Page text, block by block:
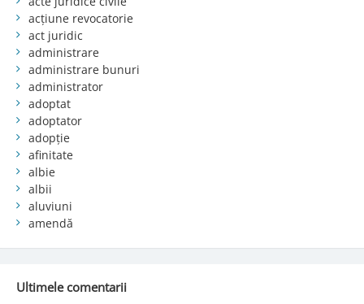
acțiune revocatorie
act juridic
administrare
administrare bunuri
administrator
adoptat
adoptator
adopție
afinitate
albie
albii
aluviuni
amendă
Ultimele comentarii